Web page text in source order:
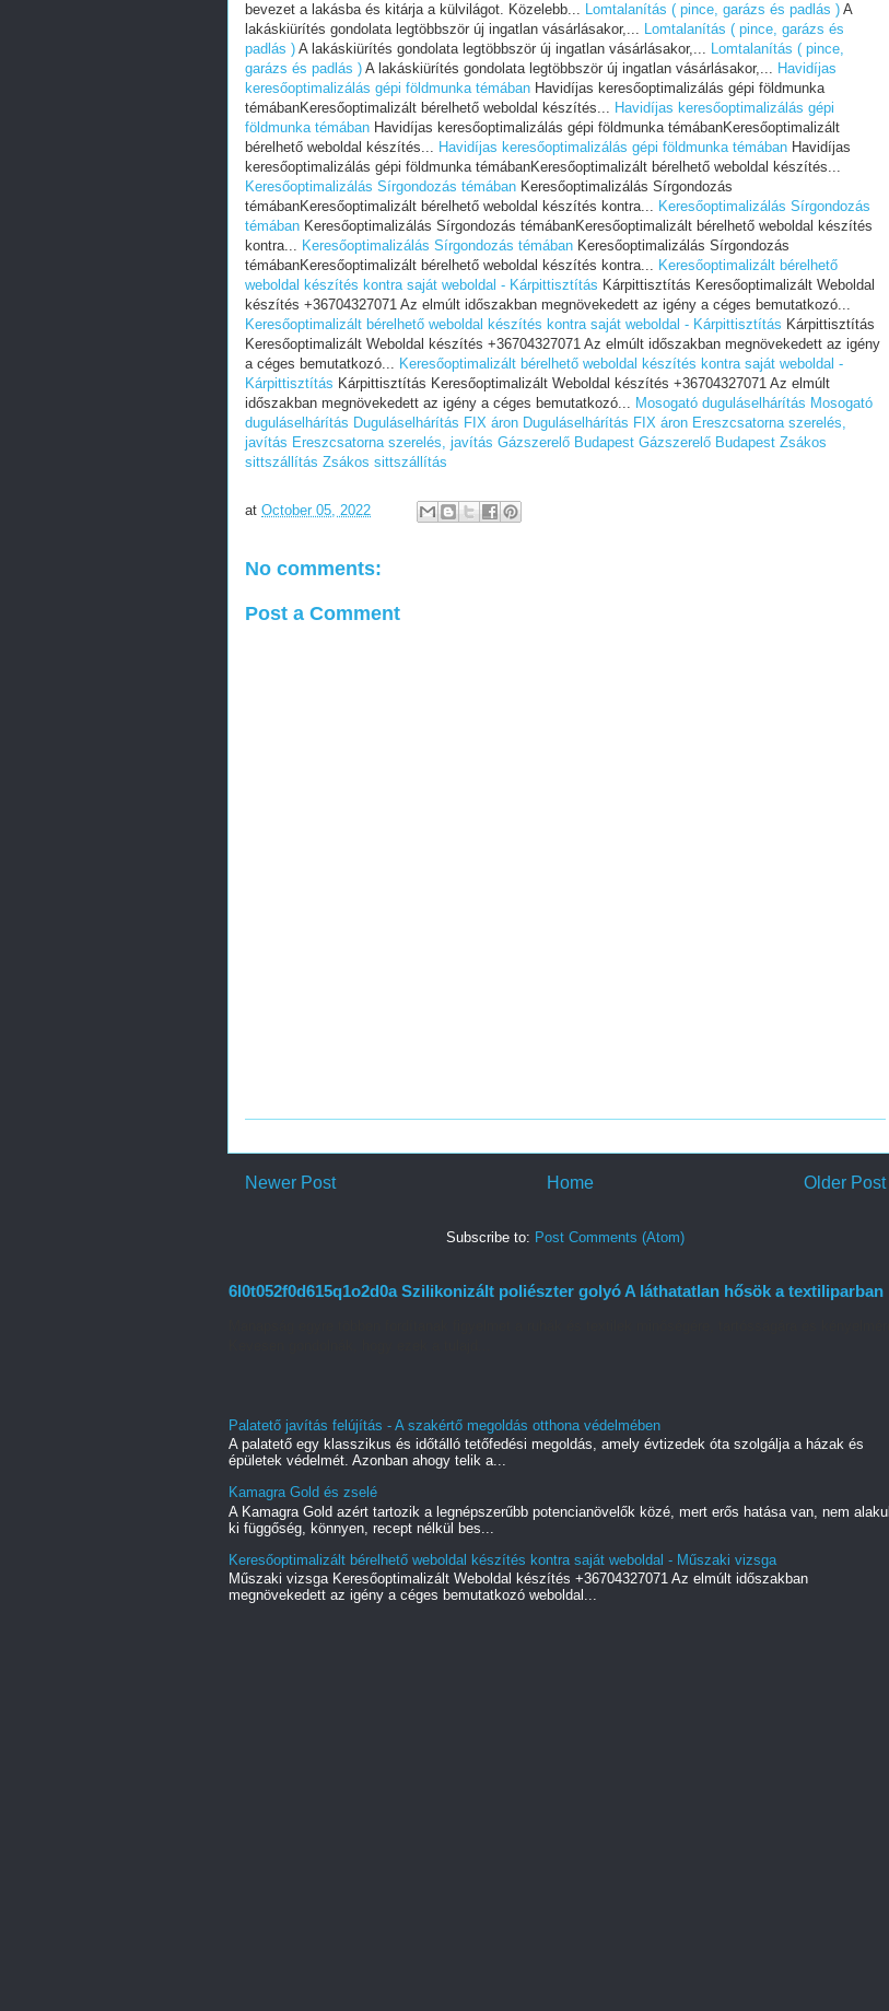
bevezet a lakásba és kitárja a külvilágot. Közelebb... Lomtalanítás ( pince, garázs és padlás ) A
lakáskiürítés gondolata legtöbbször új ingatlan vásárlásakor,... Lomtalanítás ( pince, garázs és
padlás ) A lakáskiürítés gondolata legtöbbször új ingatlan vásárlásakor,... Lomtalanítás ( pince,
garázs és padlás ) A lakáskiürítés gondolata legtöbbször új ingatlan vásárlásakor,... Havidíjas
keresőoptimalizálás gépi földmunka témában Havidíjas keresőoptimalizálás gépi földmunka
témábanKeresőoptimalizált bérelhető weboldal készítés... Havidíjas keresőoptimalizálás gépi
földmunka témában Havidíjas keresőoptimalizálás gépi földmunka témábanKeresőoptimalizált
bérelhető weboldal készítés... Havidíjas keresőoptimalizálás gépi földmunka témában Havidíjas
keresőoptimalizálás gépi földmunka témábanKeresőoptimalizált bérelhető weboldal készítés...
Keresőoptimalizálás Sírgondozás témában Keresőoptimalizálás Sírgondozás
témábanKeresőoptimalizált bérelhető weboldal készítés kontra... Keresőoptimalizálás Sírgondozás
témában Keresőoptimalizálás Sírgondozás témábanKeresőoptimalizált bérelhető weboldal készítés
kontra... Keresőoptimalizálás Sírgondozás témában Keresőoptimalizálás Sírgondozás
témábanKeresőoptimalizált bérelhető weboldal készítés kontra... Keresőoptimalizált bérelhető
weboldal készítés kontra saját weboldal - Kárpittisztítás Kárpittisztítás Keresőoptimalizált Weboldal
készítés +36704327071 Az elmúlt időszakban megnövekedett az igény a céges bemutatkozó...
Keresőoptimalizált bérelhető weboldal készítés kontra saját weboldal - Kárpittisztítás Kárpittisztítás
Keresőoptimalizált Weboldal készítés +36704327071 Az elmúlt időszakban megnövekedett az igény
a céges bemutatkozó... Keresőoptimalizált bérelhető weboldal készítés kontra saját weboldal -
Kárpittisztítás Kárpittisztítás Keresőoptimalizált Weboldal készítés +36704327071 Az elmúlt
időszakban megnövekedett az igény a céges bemutatkozó... Mosogató duguláselhárítás Mosogató
duguláselhárítás Duguláselhárítás FIX áron Duguláselhárítás FIX áron Ereszcsatorna szerelés,
javítás Ereszcsatorna szerelés, javítás Gázszerelő Budapest Gázszerelő Budapest Zsákos
sittszállítás Zsákos sittszállítás
at October 05, 2022
No comments:
Post a Comment
Newer Post Older Post
Home
Subscribe to: Post Comments (Atom)
6l0t052f0d615q1o2d0a Szilikonizált poliészter golyó A láthatatlan hősök a textiliparban
Palatető javítás felújítás - A szakértő megoldás otthona védelmében
A palatető egy klasszikus és időtálló tetőfedési megoldás, amely évtizedek óta szolgálja a házak és
épületek védelmét. Azonban ahogy telik a...
Kamagra Gold és zselé
A Kamagra Gold azért tartozik a legnépszerűbb potencianövelők közé, mert erős hatása van, nem alakul
ki függőség, könnyen, recept nélkül bes...
Keresőoptimalizált bérelhető weboldal készítés kontra saját weboldal - Műszaki vizsga
Műszaki vizsga Keresőoptimalizált Weboldal készítés +36704327071 Az elmúlt időszakban
megnövekedett az igény a céges bemutatkozó weboldal...